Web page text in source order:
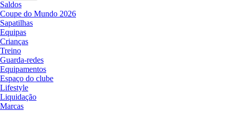
Saldos
Coupe do Mundo 2026
Sapatilhas
Equipas
Crianças
Treino
Guarda-redes
Equipamentos
Espaço do clube
Lifestyle
Liquidação
Marcas